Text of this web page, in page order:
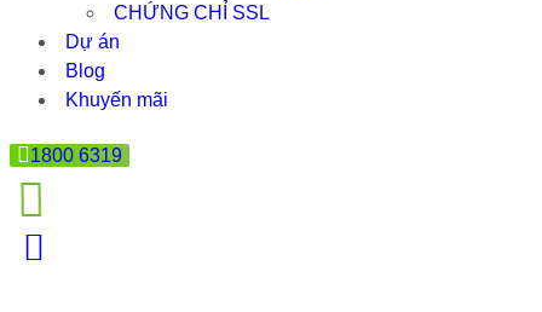
CHỨNG CHỈ SSL
Dự án
Blog
Khuyến mãi
1800 6319